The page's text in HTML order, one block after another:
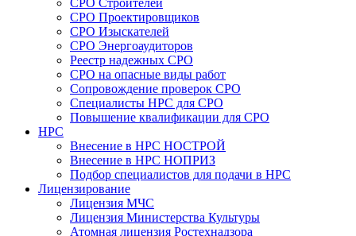
СРО Строителей
СРО Проектировщиков
СРО Изыскателей
СРО Энергоаудиторов
Реестр надежных СРО
СРО на опасные виды работ
Сопровождение проверок СРО
Специалисты НРС для СРО
Повышение квалификации для СРО
НРС
Внесение в НРС НОСТРОЙ
Внесение в НРС НОПРИЗ
Подбор специалистов для подачи в НРС
Лицензирование
Лицензия МЧС
Лицензия Министерства Культуры
Атомная лицензия Ростехнадзора